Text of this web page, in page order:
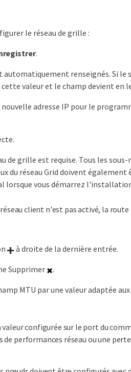
le réseau de grille :
.
automatiquement renseignés. Si le
valeur et le champ devient en
adresse IP pour le
de grille est requise. Tous les
du réseau Grid doivent
lorsque vous démarrez
client n'est pas activé, la
à droite de la dernière entrée.
Supprimer
.
MTU par une valeur adaptée
valeur configurée sur le port du
performances réseau ou une